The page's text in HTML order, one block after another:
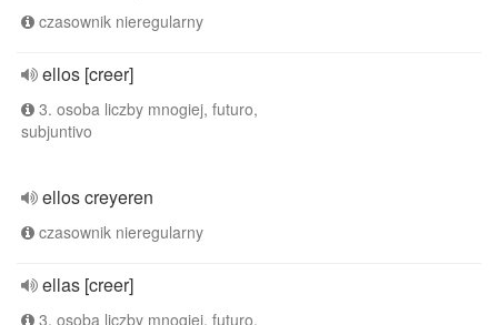
czasownik nieregularny
ellos [creer]
3. osoba liczby mnogiej, futuro,
subjuntivo
ellos creyeren
czasownik nieregularny
ellas [creer]
3. osoba liczby mnogiej, futuro,